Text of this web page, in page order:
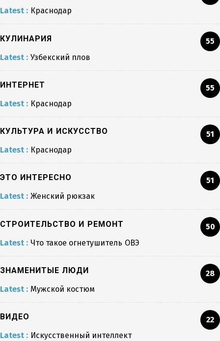
Latest : Краснодар
КУЛИНАРИЯ
55
Latest : Узбекский плов
ИНТЕРНЕТ
55
Latest : Краснодар
КУЛЬТУРА И ИСКУССТВО
51
Latest : Краснодар
ЭТО ИНТЕРЕСНО
51
Latest : Женский рюкзак
СТРОИТЕЛЬСТВО И РЕМОНТ
50
Latest : Что такое огнетушитель ОВЭ
ЗНАМЕНИТЫЕ ЛЮДИ
28
Latest : Мужской костюм
ВИДЕО
22
Latest : Искусственный интеллект